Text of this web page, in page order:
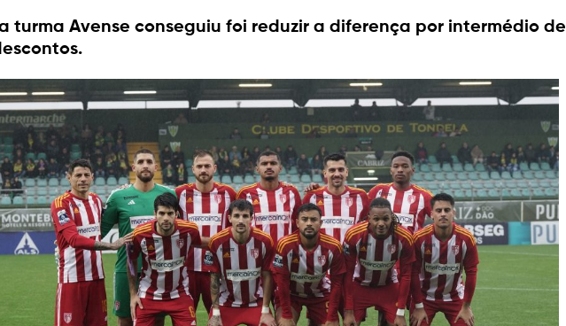
turma Avense conseguiu foi reduzir a diferença por intermédio de